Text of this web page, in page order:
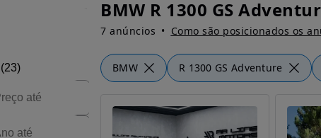
7 anúncios Como são posicionados os
BMW R 1300 GS Adventure